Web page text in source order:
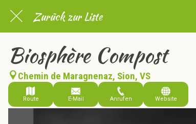
Zurück zur Liste
Biosphère Compost
Chemin de Maragnenaz, Sion, VS
Route E-Mail Anrufen Website